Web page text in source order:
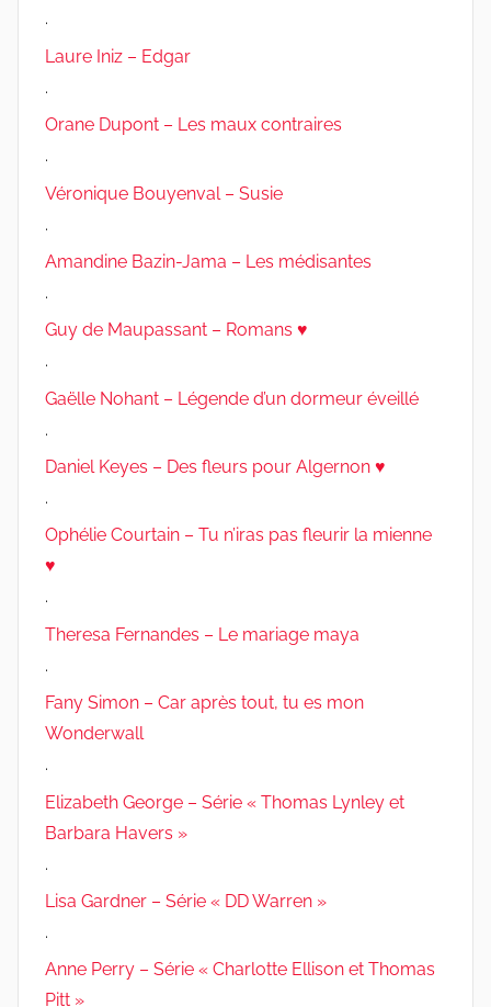
.
Laure Iniz – Edgar
.
Orane Dupont – Les maux contraires
.
Véronique Bouyenval – Susie
.
Amandine Bazin-Jama – Les médisantes
.
Guy de Maupassant – Romans ♥
.
Gaëlle Nohant – Légende d’un dormeur éveillé
.
Daniel Keyes – Des fleurs pour Algernon ♥
.
Ophélie Courtain – Tu n’iras pas fleurir la mienne
♥
.
Theresa Fernandes – Le mariage maya
.
Fany Simon – Car après tout, tu es mon
Wonderwall
.
Elizabeth George – Série « Thomas Lynley et
Barbara Havers »
.
Lisa Gardner – Série « DD Warren »
.
Anne Perry – Série « Charlotte Ellison et Thomas
Pitt »